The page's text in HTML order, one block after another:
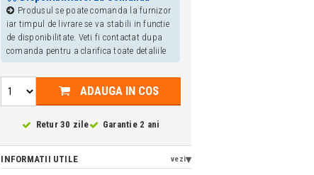
Produsul se poate comanda la furnizor
iar timpul de livrare se va stabili in functie
de disponibilitate. Veti fi contactat dupa
comanda pentru a clarifica toate detaliile
ADAUGA IN COS
Retur 30 zile Garantie 2 ani
INFORMATII UTILE vezi